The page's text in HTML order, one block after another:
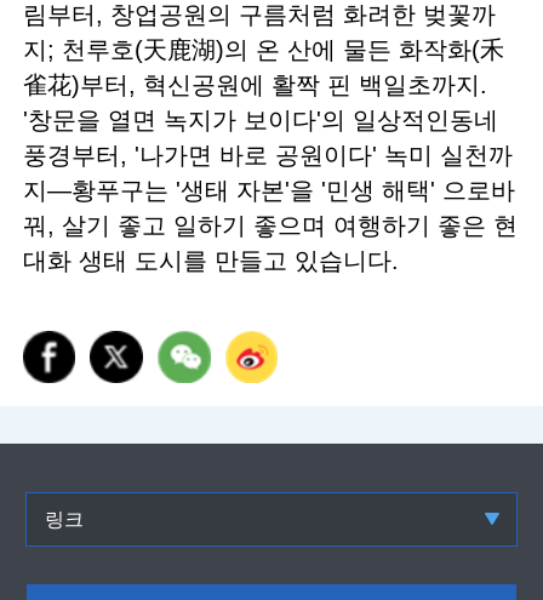
림부터, 창업공원의 구름처럼 화려한 벚꽃까
지; 천루호(天鹿湖)의 온 산에 물든 화작화(禾
雀花)부터, 혁신공원에 활짝 핀 백일초까지.
'창문을 열면 녹지가 보이다'의 일상적인동네
풍경부터, '나가면 바로 공원이다' 녹미 실천까
지—황푸구는 '생태 자본'을 '민생 해택' 으로바
꿔, 살기 좋고 일하기 좋으며 여행하기 좋은 현
대화 생태 도시를 만들고 있습니다.
링크